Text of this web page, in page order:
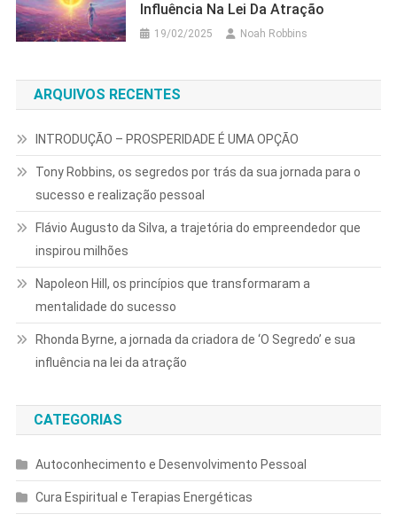
Influência Na Lei Da Atração
19/02/2025 Noah Robbins
ARQUIVOS RECENTES
INTRODUÇÃO – PROSPERIDADE É UMA OPÇÃO
Tony Robbins, os segredos por trás da sua jornada para o
sucesso e realização pessoal
Flávio Augusto da Silva, a trajetória do empreendedor que
inspirou milhões
Napoleon Hill, os princípios que transformaram a
mentalidade do sucesso
Rhonda Byrne, a jornada da criadora de ‘O Segredo’ e sua
influência na lei da atração
CATEGORIAS
Autoconhecimento e Desenvolvimento Pessoal
Cura Espiritual e Terapias Energéticas